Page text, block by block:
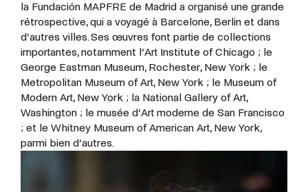
la Fundación MAPFRE de Madrid a organisé une grande
rétrospective, qui a voyagé à Barcelone, Berlin et dans
d’autres villes. Ses œuvres font partie de collections
importantes, notamment l’Art Institute of Chicago ; le
George Eastman Museum, Rochester, New York ; le
Metropolitan Museum of Art, New York ; le Museum of
Modern Art, New York ; la National Gallery of Art,
Washington ; le musée d’Art moderne de San Francisco
; et le Whitney Museum of American Art, New York,
parmi bien d’autres.